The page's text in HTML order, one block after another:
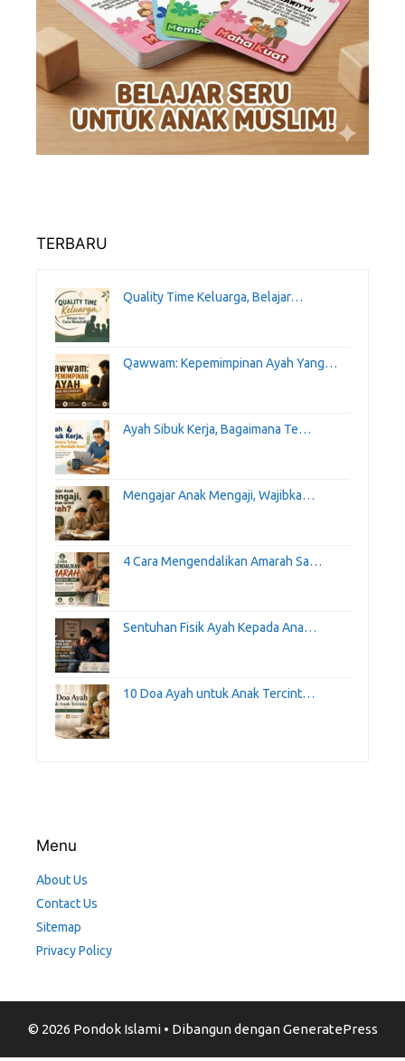
TERBARU
Quality Time Keluarga, Belajar…
Qawwam: Kepemimpinan Ayah Yang…
Ayah Sibuk Kerja, Bagaimana Te…
Mengajar Anak Mengaji, Wajibka…
4 Cara Mengendalikan Amarah Sa…
Sentuhan Fisik Ayah Kepada Ana…
10 Doa Ayah untuk Anak Tercint…
Menu
About Us
Contact Us
Sitemap
Privacy Policy
© 2026 Pondok Islami• Dibangun denganGeneratePress